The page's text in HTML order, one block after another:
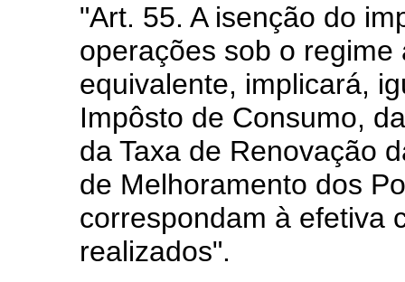
"Art. 55. A isenção do
operações sob o
equivalente, implicará,
Impôsto de Consumo,
da Taxa de Renovação
de Melhoramento dos
correspondam à efetiva
realizados".